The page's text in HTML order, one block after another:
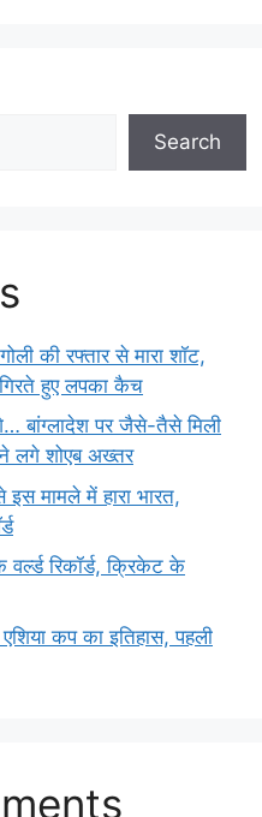
Search
की रफ्तार से मारा शॉट,
हुए लपका कैच
पर जैसे-तैसे मिली
लगे शोएब अख्तर
मामले में हारा भारत,
रिकॉर्ड, क्रिकेट के
कप का इतिहास, पहली